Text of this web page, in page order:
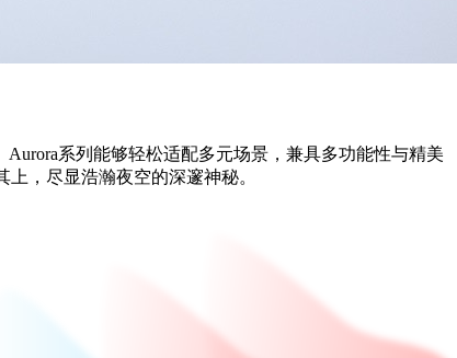
系列能够轻松适配多元场景，兼具多功能性与精美
，尽显浩瀚夜空的深邃神秘。